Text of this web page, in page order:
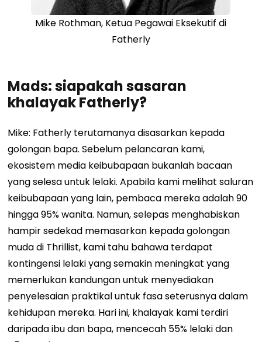
Mike Rothman, Ketua Pegawai Eksekutif di
Fatherly
Mads: siapakah sasaran
khalayak Fatherly?
Mike: Fatherly terutamanya disasarkan kepada
golongan bapa. Sebelum pelancaran kami,
ekosistem media keibubapaan bukanlah bacaan
yang selesa untuk lelaki. Apabila kami melihat saluran
keibubapaan yang lain, pembaca mereka adalah 90
hingga 95% wanita. Namun, selepas menghabiskan
hampir sedekad memasarkan kepada golongan
muda di Thrillist, kami tahu bahawa terdapat
kontingensi lelaki yang semakin meningkat yang
memerlukan kandungan untuk menyediakan
penyelesaian praktikal untuk fasa seterusnya dalam
kehidupan mereka. Hari ini, khalayak kami terdiri
daripada ibu dan bapa, mencecah 55% lelaki dan